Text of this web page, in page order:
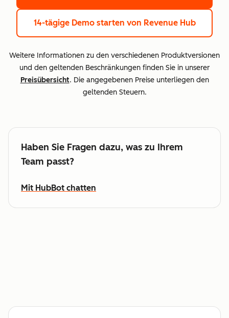
14-tägige Demo starten von Revenue Hub
Weitere Informationen zu den verschiedenen Produktversionen
und den geltenden Beschränkungen finden Sie in unserer
Preisübersicht. Die angegebenen Preise unterliegen den
geltenden Steuern.
Haben Sie Fragen dazu, was zu Ihrem
Team passt?
Mit HubBot chatten